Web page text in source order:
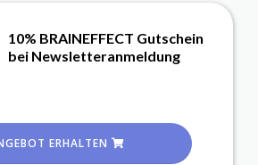
10% BRAINEFFECT Gutschein
bei Newsletteranmeldung
ERHALTEN